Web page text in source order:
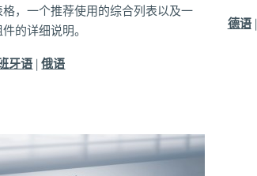
，一个推荐使用的综合列表以及一
的详细说明。
牙语 |俄语
德语|